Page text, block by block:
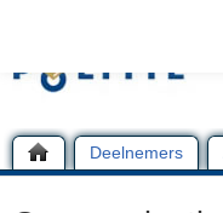
Deelnemers